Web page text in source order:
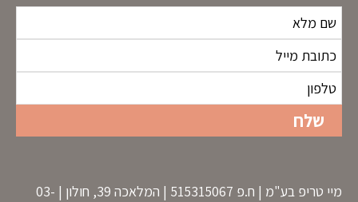
מיי טריפ בע"מ | ח.פ 515315067 | המלאכה 39, חולון | 03-